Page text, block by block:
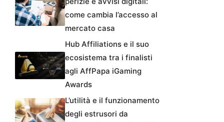
come cambia l’accesso al
mercato casa
Hub Affiliations e il suo
ecosistema tra i finalisti
agli AffPapa iGaming
Awards
L’utilità e il funzionamento
degli estrusori da